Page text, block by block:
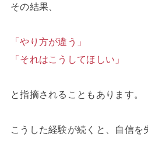
その結果、
「やり方が違う」
「それはこうしてほしい」
と指摘されることもあります。
こうした経験が続くと、自信を